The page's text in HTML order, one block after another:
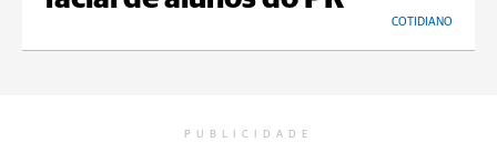
COTIDIANO
PUBLICIDADE